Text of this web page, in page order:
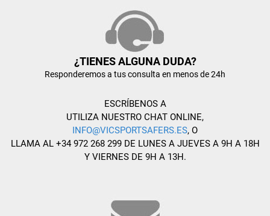
¿TIENES ALGUNA DUDA?
Responderemos a tus consulta en menos de 24h
ESCRÍBENOS A
UTILIZA NUESTRO CHAT ONLINE,
INFO@VICSPORTSAFERS.ES, O
LLAMA AL +34 972 268 299 DE LUNES A JUEVES A 9H A 18H
Y VIERNES DE 9H A 13H.